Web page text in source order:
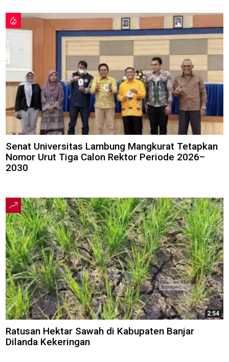
Senat Universitas Lambung Mangkurat Tetapkan
Nomor Urut Tiga Calon Rektor Periode 2026–
2030
2:54
Ratusan Hektar Sawah di Kabupaten Banjar
Dilanda Kekeringan